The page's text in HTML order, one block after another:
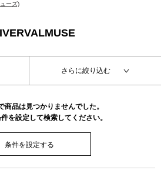
ーズ)
さらに絞り込む
商品は見つかりませんでした。
を設定して検索してください。
条件を設定する